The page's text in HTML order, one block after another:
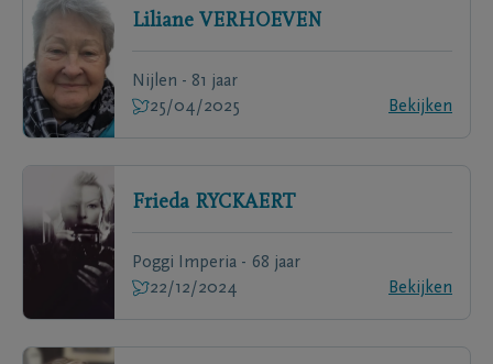
Liliane VERHOEVEN
Nijlen - 81 jaar
25/04/2025
Bekijken
Frieda RYCKAERT
Poggi Imperia - 68 jaar
22/12/2024
Bekijken